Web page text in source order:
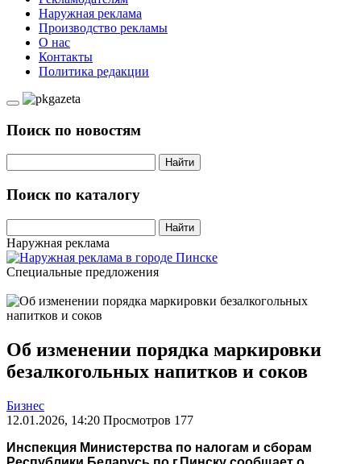
Наружная реклама
Производство рекламы
О нас
Контакты
Политика редакции
Поиск по новостям
Найти
Поиск по каталогу
Найти
Наружная реклама
Специальные предложения
Об изменении порядка маркировки
безалкогольных напитков и соков
Бизнес
12.01.2026, 14:20 Просмотров 177
Инспекция Министерства по налогам и сборам